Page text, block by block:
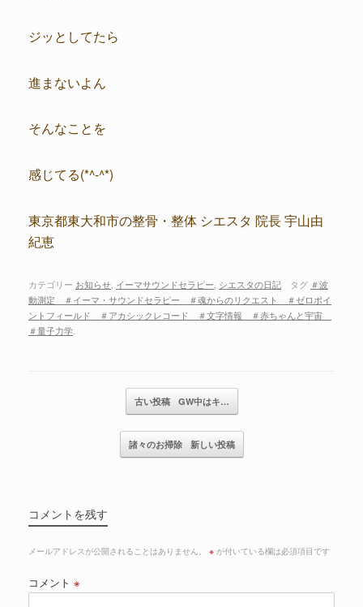
ジッとしてたら
進まないよん
そんなことを
感じてる(*^-^*)
東京都東大和市の整骨・整体 シエスタ 院長 宇山由
紀恵
カテゴリー お知らせ イーマサウンドセラピー シエスタの日記 タグ ＃波
動測定 ＃イーマ・サウンドセラピー ＃魂からのリクエスト ＃ゼロポイ
ントフィールド ＃アカシックレコード ＃文字情報 ＃赤ちゃんと宇宙
＃量子力学
古い投稿 GW中はキ…
諸々のお掃除 新しい投稿
コメントを残す
メールアドレスが公開されることはありません。 ※ が付いている欄は必須項目です
コメント ※